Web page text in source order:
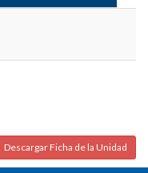
Descargar Ficha de la Unidad